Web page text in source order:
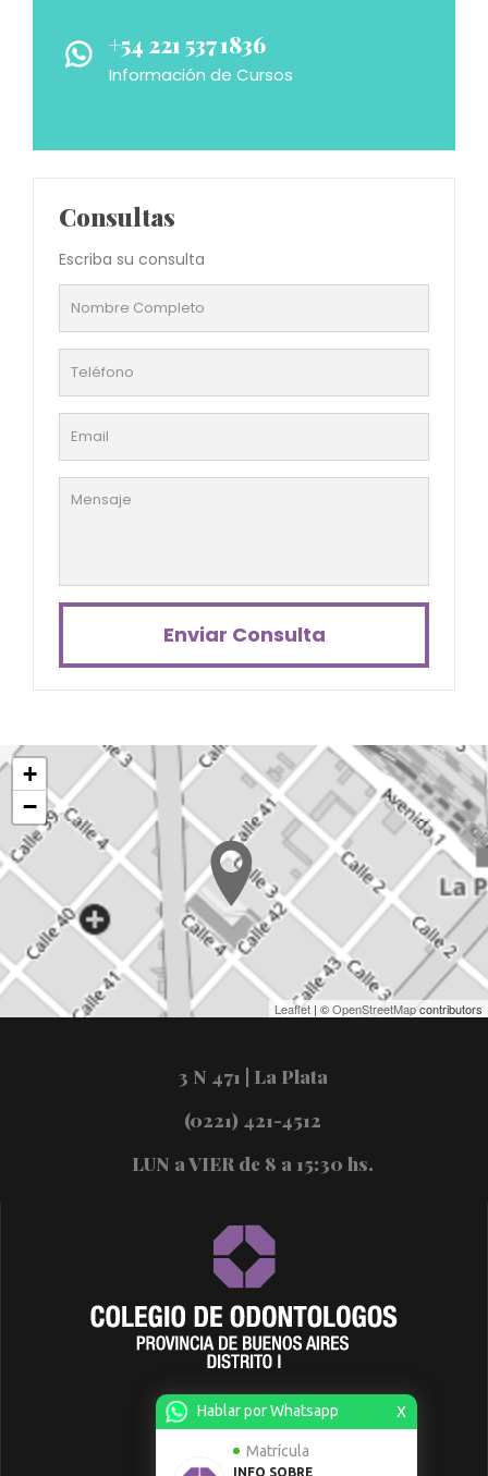
Hablar por Whatsapp X
Matrícula
INFO SOBRE
+54 221 537 1836
Información de Cursos
Consultas
Escriba su consulta
Enviar Consulta
+
−
Leaflet | ©OpenStreetMapcontributors
3 N 471 | La Plata
(0221) 421-4512
LUN a VIER de 8 a 15:30 hs.